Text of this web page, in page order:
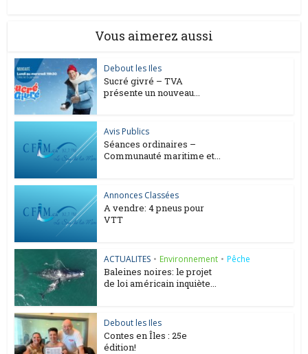
Vous aimerez aussi
Debout les Iles
Sucré givré – TVA
présente un nouveau...
Avis Publics
Séances ordinaires –
Communauté maritime et...
Annonces Classées
A vendre: 4 pneus pour
VTT
ACTUALITES • Environnement • Pêche
Baleines noires: le projet
de loi américain inquiète...
Debout les Iles
Contes en Îles : 25e
édition!